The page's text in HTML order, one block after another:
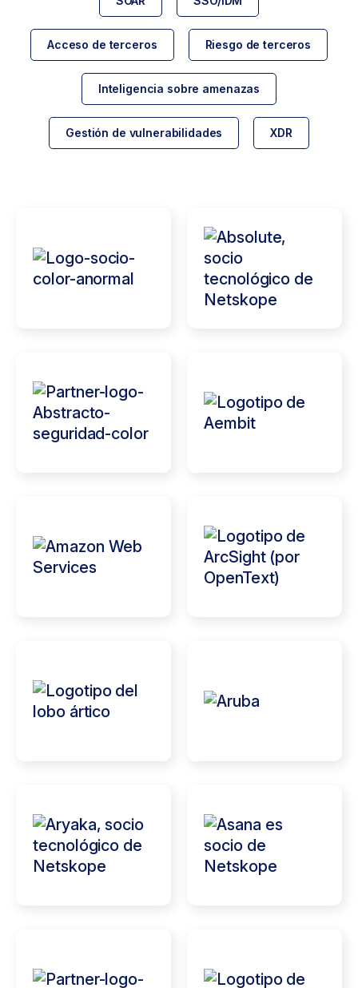
Acceso de terceros Riesgo de terceros
Inteligencia sobre amenazas
Gestión de vulnerabilidades XDR